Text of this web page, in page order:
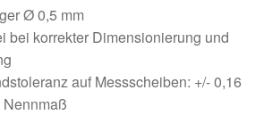
€
ist:
17,39 €.
Ø 0,5 mm
bei korrekter Dimensionierung und
auf Messscheiben: +/- 0,16
Nennmaß